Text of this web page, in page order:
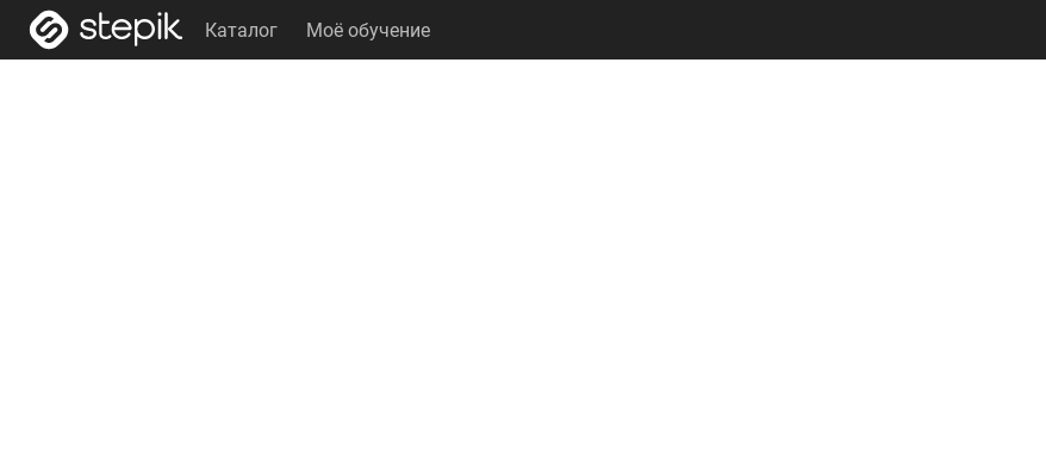
Каталог Моё обучение